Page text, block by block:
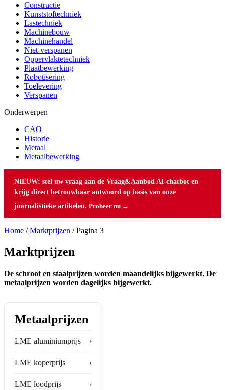
Constructie
Kunststoftechniek
Lastechniek
Machinebouw
Machinehandel
Niet-verspanen
Oppervlaktetechniek
Plaatbewerking
Robotisering
Toelevering
Verspanen
Onderwerpen
CAO
Historie
Metaal
Metaalbewerking
NIEUW: stel uw vraag aan de Vraag&Aanbod AI-chatbot en
krijg direct betrouwbaar antwoord op basis van onze
journalistieke artikelen. Probeer nu →
Home /Marktprijzen /Pagina 3
Marktprijzen
De schroot en staalprijzen worden maandelijks bijgewerkt. De
metaalprijzen worden dagelijks bijgewerkt.
Metaalprijzen
LME aluminiumprijs ›
LME koperprijs ›
LME loodprijs ›